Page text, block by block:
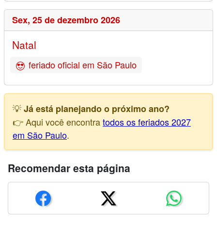
Sex, 25 de dezembro 2026
Natal
feriado oficial em São Paulo
💡Já está planejando o próximo ano?
👉 Aqui você encontratodos os feriados 2027
em São Paulo.
Recomendar esta página